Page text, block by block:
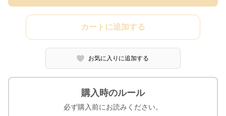
カートに追加する
お気に入りに追加する
購入時のルール
必ず購入前にお読みください。